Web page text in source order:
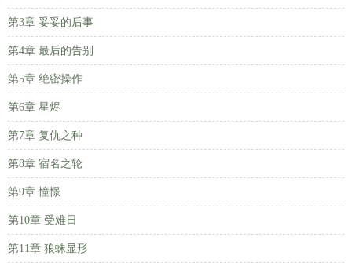
第3章 妥妥的后事
第4章 最后的告别
第5章 绝密操作
第6章 星烬
第7章 复仇之种
第8章 宿名之轮
第9章 憧憬
第10章 受难日
第11章 狼蛛显形